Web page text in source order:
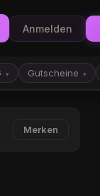
Anmelden
▾ Gutscheine ▾
Merken